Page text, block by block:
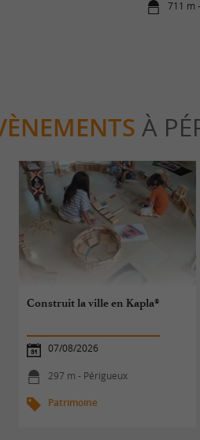
711 m
À
Construit la ville en Kapla®
07/08/2026
297 m - Périgueux
Patrimoine